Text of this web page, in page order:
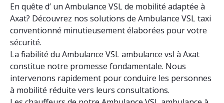
En quête d’ un Ambulance VSL de mobilité adaptée à
Axat? Découvrez nos solutions de Ambulance VSL taxi
conventionné minutieusement élaborées pour votre
sécurité.
La fiabilité du Ambulance VSL ambulance vsl à Axat
constitue notre promesse fondamentale. Nous
intervenons rapidement pour conduire les personnes
à mobilité réduite vers leurs consultations.